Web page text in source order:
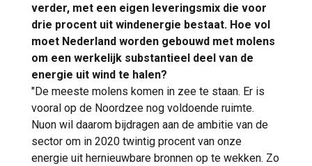
verder, met een eigen leveringsmix die voor
drie procent uit windenergie bestaat. Hoe vol
moet Nederland worden gebouwd met molens
om een werkelijk substantieel deel van de
energie uit wind te halen?
"De meeste molens komen in zee te staan. Er is
vooral op de Noordzee nog voldoende ruimte.
Nuon wil daarom bijdragen aan de ambitie van de
sector om in 2020 twintig procent van onze
energie uit hernieuwbare bronnen op te wekken. Zo